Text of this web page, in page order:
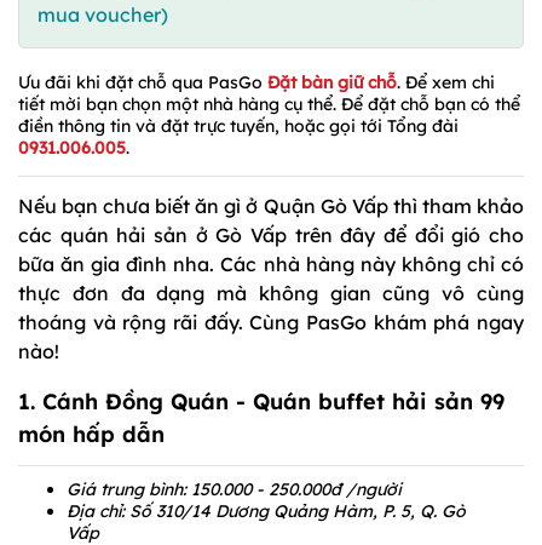
mua voucher)
Ưu đãi khi đặt chỗ qua PasGo Đặt bàn giữ chỗ. Để xem chi
tiết mời bạn chọn một nhà hàng cụ thể. Để đặt chỗ bạn có thể
điền thông tin và đặt trực tuyến, hoặc gọi tới Tổng đài
0931.006.005.
Nếu bạn chưa biết ăn gì ở Quận Gò Vấp thì tham khảo
các quán hải sản ở Gò Vấp trên đây để đổi gió cho
bữa ăn gia đình nha. Các nhà hàng này không chỉ có
thực đơn đa dạng mà không gian cũng vô cùng
thoáng và rộng rãi đấy. Cùng PasGo khám phá ngay
nào!
1. Cánh Đồng Quán - Quán buffet hải sản 99
món hấp dẫn
Giá trung bình: 150.000 - 250.000đ /người
Địa chỉ: Số 310/14 Dương Quảng Hàm, P. 5, Q. Gò
Vấp